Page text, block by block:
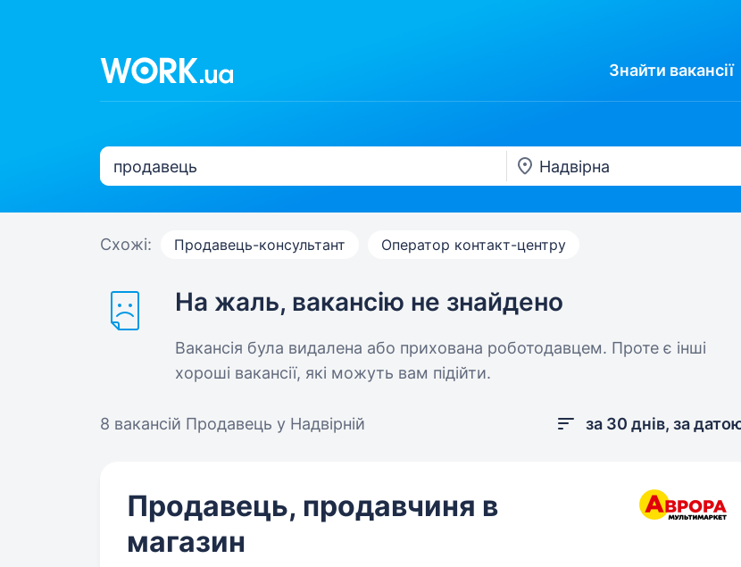
Знайти вакансії
Схожі: Продавець-консультант Оператор контакт-центру
На жаль, вакансію не знайдено
Вакансія була видалена або прихована роботодавцем. Проте є інші
хороші вакансії, які можуть вам підійти.
8 вакансій Продавець у Надвірній за 30 днів, за
Продавець, продавчиня в
магазин